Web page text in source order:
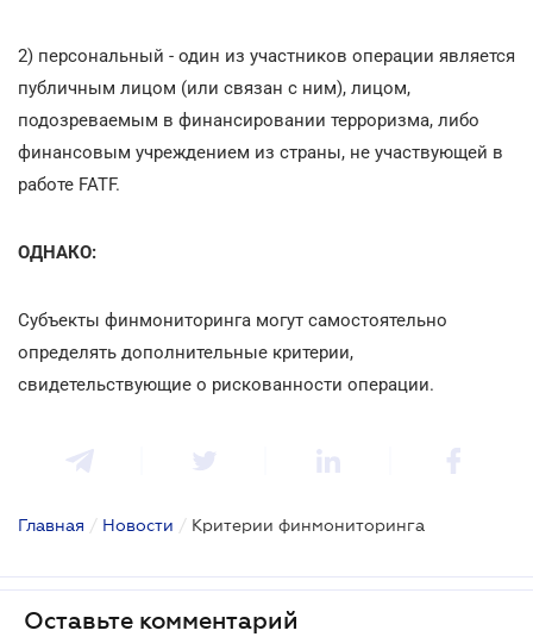
2) персональный - один из участников операции является
публичным лицом (или связан с ним), лицом,
подозреваемым в финансировании терроризма, либо
финансовым учреждением из страны, не участвующей в
работе FATF.
ОДНАКО:
Субъекты финмониторинга могут самостоятельно
определять дополнительные критерии,
свидетельствующие о рискованности операции.
Главная / Новости / Критерии финмониторинга
Оставьте комментарий